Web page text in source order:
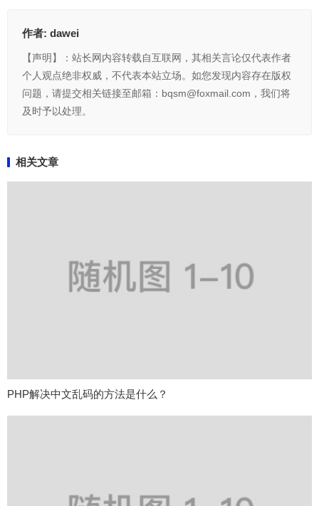
作者: dawei
【声明】：站长网内容转载自互联网，其相关言论仅代表作者
个人观点绝非权威，不代表本站立场。如您发现内容存在版权
问题，请提交相关链接至邮箱：bqsm@foxmail.com，我们将
及时予以处理。
相关文章
PHP解决中文乱码的方法是什么？